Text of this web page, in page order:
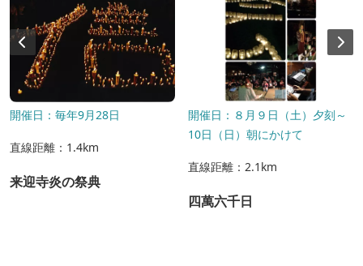
開催日：毎年9月28日
直線距離：1.4km
来迎寺炎の祭典
開催日：８月９日（土）夕刻～
10日（日）朝にかけて
直線距離：2.1km
四萬六千日